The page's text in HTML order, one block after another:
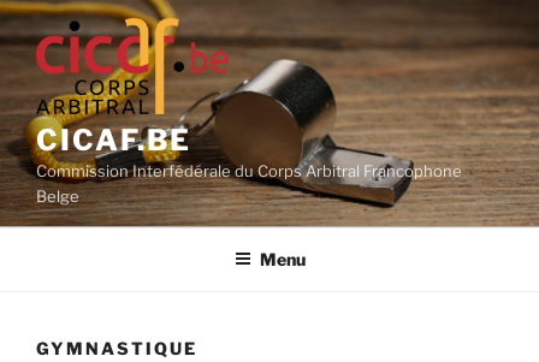
Aller
au
contenu
principal
CICAF.BE
Commission Interfédérale du Corps Arbitral Francophone
Belge
Menu
GYMNASTIQUE